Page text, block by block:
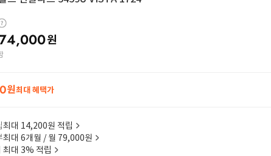
원
원최대 혜택가
최대 14,200원 적립
최대 6개월 / 월 79,000원
최대 3% 적립